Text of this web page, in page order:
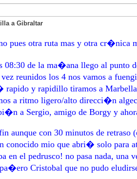
a Gibraltar
pues otra ruta mas y otra cr�nica
08:30 de la ma�ana llego al punto
reunidos los 4 nos vamos a
rapido y rapidillo tiramos a Marbella
a ritmo ligero/alto direcci�n
a Sergio, amigo de Borgy y
aunque con 30 minutos de retraso
conocido mio que abri� solo para
en el pedrusco! no pasa nada,
Cristobal que no pudo